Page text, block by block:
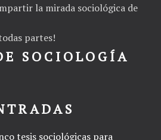
la mirada sociológica de
partes!
SOCIOLOGÍA
tesis sociológicas para